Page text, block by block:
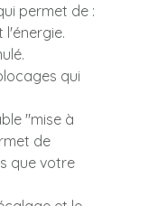
permet de :
l'énergie.
qui
"mise à
de
que votre